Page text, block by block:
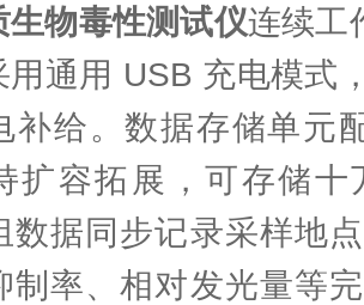
生物毒性测试仪连续工
用通用 USB 充电模式
补给。数据存储单元
扩容拓展，可存储
数据同步记录采样地
制率、相对发光量等